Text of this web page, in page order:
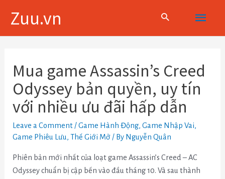
Zuu.vn
Main
Menu
Mua game Assassin’s Creed
Odyssey bản quyền, uy tín
với nhiều ưu đãi hấp dẫn
Leave a Comment /Game Hành Động,Game Nhập Vai,
Game Phiêu Lưu,Thế Giới Mở / By Nguyễn Quân
Phiên bản mới nhất của loạt game Assassin’s Creed – AC
Odyssey chuẩn bị cập bến vào đầu tháng 10. Và sau thành
bài
viết